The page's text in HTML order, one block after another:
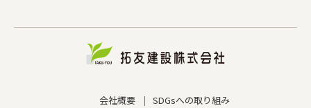
会社概要 SDGsへの取り組み